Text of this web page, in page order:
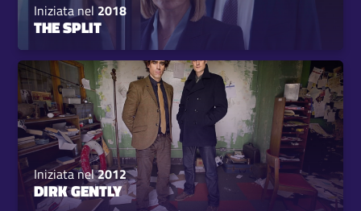
Iniziata nel2018
THE SPLIT
Iniziata nel2012
DIRK GENTLY